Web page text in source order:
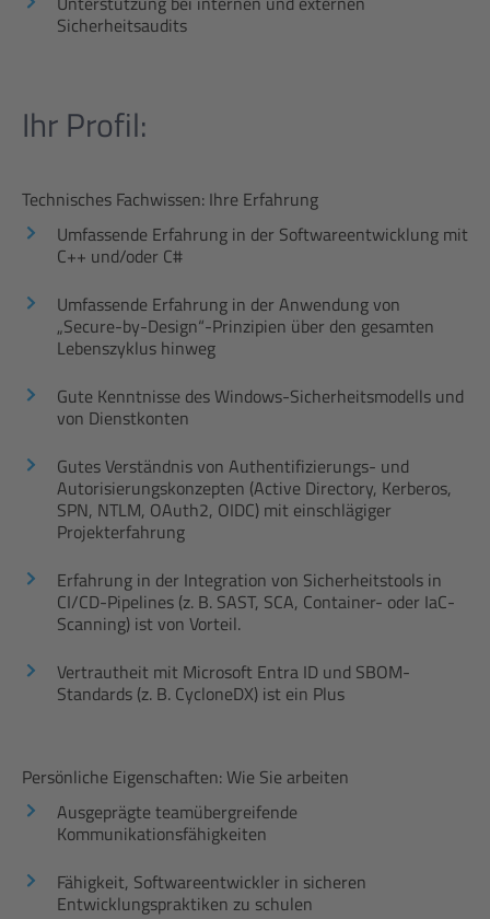
Sicherheitsaudits
Ihr Profil:
Technisches Fachwissen: Ihre Erfahrung
Umfassende Erfahrung in der Softwareentwicklung mit
C++ und/oder C#
Umfassende Erfahrung in der Anwendung von
„Secure-by-Design“-Prinzipien über den gesamten
Lebenszyklus hinweg
Gute Kenntnisse des Windows-Sicherheitsmodells und
von Dienstkonten
Gutes Verständnis von Authentifizierungs- und
Autorisierungskonzepten (Active Directory, Kerberos,
SPN, NTLM, OAuth2, OIDC) mit einschlägiger
Projekterfahrung
Erfahrung in der Integration von Sicherheitstools in
CI/CD-Pipelines (z. B. SAST, SCA, Container- oder IaC-
Scanning) ist von Vorteil.
Vertrautheit mit Microsoft Entra ID und SBOM-
Standards (z. B. CycloneDX) ist ein Plus
Persönliche Eigenschaften: Wie Sie arbeiten
Ausgeprägte teamübergreifende
Kommunikationsfähigkeiten
Fähigkeit, Softwareentwickler in sicheren
Entwicklungspraktiken zu schulen